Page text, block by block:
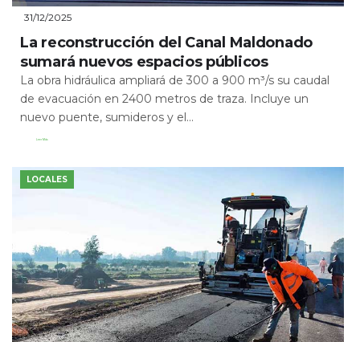
31/12/2025
La reconstrucción del Canal Maldonado
sumará nuevos espacios públicos
La obra hidráulica ampliará de 300 a 900 m³/s su caudal
de evacuación en 2400 metros de traza. Incluye un
nuevo puente, sumideros y el...
Leer Más
LOCALES